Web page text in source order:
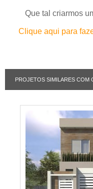
Que tal criarmos
Clique aqui para
PROJETOS SIMILARES COM